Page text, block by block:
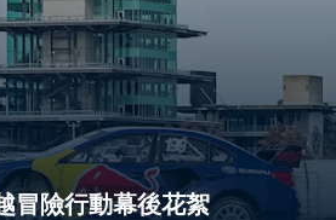
冒險行動幕後花絮